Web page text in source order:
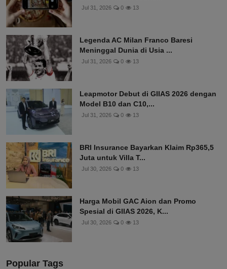
Jul 31, 2026 0 13
Legenda AC Milan Franco Baresi
Meninggal Dunia di Usia ...
Jul 31, 2026 0 13
Leapmotor Debut di GIIAS 2026 dengan
Model B10 dan C10,...
Jul 31, 2026 0 13
BRI Insurance Bayarkan Klaim Rp365,5
Juta untuk Villa T...
Jul 30, 2026 0 13
Harga Mobil GAC Aion dan Promo
Spesial di GIIAS 2026, K...
Jul 30, 2026 0 13
Popular Tags